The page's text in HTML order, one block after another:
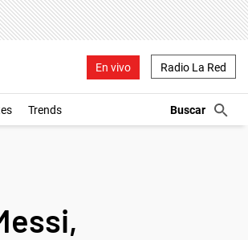
En vivo Radio La Red
Trends